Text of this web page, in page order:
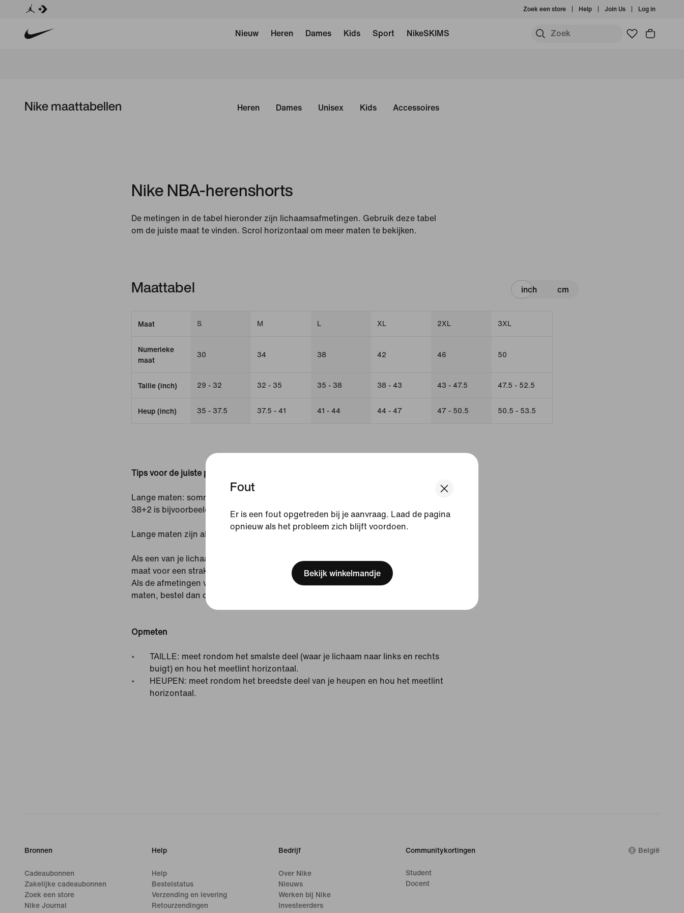
Fout
Er is een fout opgetreden bij je aanvraag. Laad de pagina
opnieuw als het probleem zich blijft voordoen.
Bekijk winkelmandje
Zoek een store Help Join Us Log in
Nieuw Heren Dames Kids Sport NikeSKIMS
Nike maattabellen Heren Dames Unisex Kids Accessoires
Nike NBA-herenshorts
De metingen in de tabel hieronder zijn lichaamsafmetingen. Gebruik deze tabel
om de juiste maat te vinden. Scrol horizontaal om meer maten te bekijken.
Maattabel inch cm
Maat S M L XL 2XL 3XL
Numerieke
maat
30 34 38 42 46 50
Taille (inch) 29 - 32 32 - 35 35 - 38 38 - 43 43 - 47.5 47.5 - 52.5
Heup (inch) 35 - 37.5 37.5 - 41 41 - 44 44 - 47 47 - 50.5 50.5 - 53.5
Tips voor de juiste pasvorm
Lange maten: sommige shorts zijn verkrijgbaar in verschillende lengtes. Maat
38+2 is bijvoorbeeld 5 cm langer dan onze normale pasvorm.
Lange maten zijn alleen beschikbaar voor bepaalde stijlen.
Als een van je lichaamsafmetingen tussen twee maten valt, bestel je de kleinere
maat voor een strakkere pasvorm of de grotere maat voor een ruimere pasvorm.
Als de afmetingen van je heupen en taille overeenkomen met twee verschillende
maten, bestel dan de maat die hoort bij de omtrek van je heupen.
Opmeten
TAILLE: meet rondom het smalste deel (waar je lichaam naar links en rechts
buigt) en hou het meetlint horizontaal.
HEUPEN: meet rondom het breedste deel van je heupen en hou het meetlint
horizontaal.
Bronnen
Cadeaubonnen
Zakelijke cadeaubonnen
Zoek een store
Nike Journal
Help
Help
Bestelstatus
Verzending en levering
Retourzendingen
Bedrijf
Over Nike
Nieuws
Werken bij Nike
Investeerders
Communitykortingen
Student
Docent
België